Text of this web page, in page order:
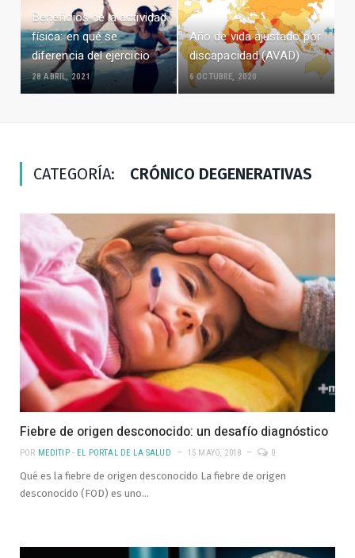
Beneficios de la actividad
física: en qué se
diferencia del ejercicio
28 ABRIL, 2021
Año de vida ajustado por
discapacidad (AVAD)
6 OCTUBRE, 2020
CATEGORÍA: CRÓNICO DEGENERATIVAS
Fiebre de origen desconocido: un desafío diagnóstico
POR MEDITIP - EL PORTAL DE LA SALUD 15 MAYO, 2018 0
Qué es la fiebre de origen desconocido La fiebre de origen
desconocido (FOD) es uno…